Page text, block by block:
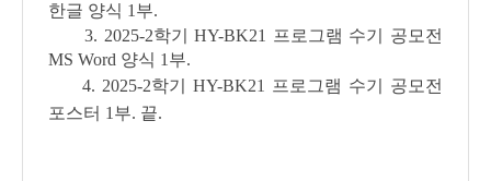
한글 양식 1부.
3. 2025-2학기 HY-BK21 프로그램 수기 공모전
MS Word 양식 1부.
4. 2025-2학기
HY-BK21 프로그램 수기 공모전
포스터 1부. 끝.